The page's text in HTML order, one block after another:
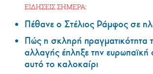
ΕΙΔΗΣΕΙΣ ΣΗΜΕΡΑ:
Πέθανε ο Στέλιος Ράμφος σε
Πώς η σκληρή πραγματικότητα
αλλαγής έπληξε την ευρωπαϊκή
αυτό το καλοκαίρι